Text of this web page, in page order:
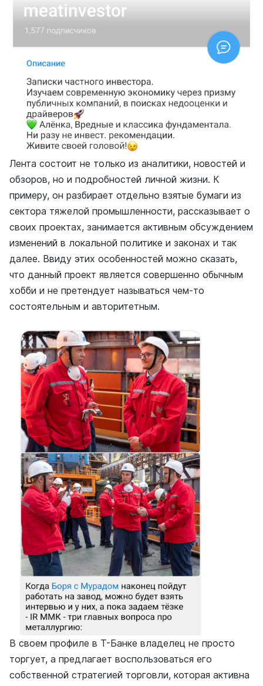
Лента состоит не только из аналитики, новостей и
обзоров, но и подробностей личной жизни. К
примеру, он разбирает отдельно взятые бумаги из
сектора тяжелой промышленности, рассказывает о
своих проектах, занимается активным обсуждением
изменений в локальной политике и законах и так
далее. Ввиду этих особенностей можно сказать,
что данный проект является совершенно обычным
хобби и не претендует называться чем-то
состоятельным и авторитетным.
В своем профиле в Т-Банке владелец не просто
торгует, а предлагает воспользоваться его
собственной стратегией торговли, которая активна